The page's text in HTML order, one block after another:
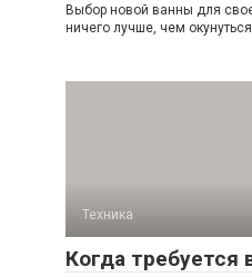
Выбор новой ванны для
ничего лучше, чем
Техника
Когда требуется